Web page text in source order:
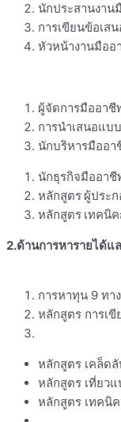
นักประสานงาน
การเขียนข้อเส
หัวหน้างานมืออ
ผู้จัดการมืออาชี
การนำเสนอแบ
นักบริหารมืออา
นักธุรกิจมืออาชี
หลักสูตร ผู้ประ
หลักสูตร เทคนิ
2.ด้านการหารายได้แ
การหาทุน 9 ทา
หลักสูตร การเ
หลักสูตร เคล็ด
หลักสูตร เที่ยว
หลักสูตร เทคนิ